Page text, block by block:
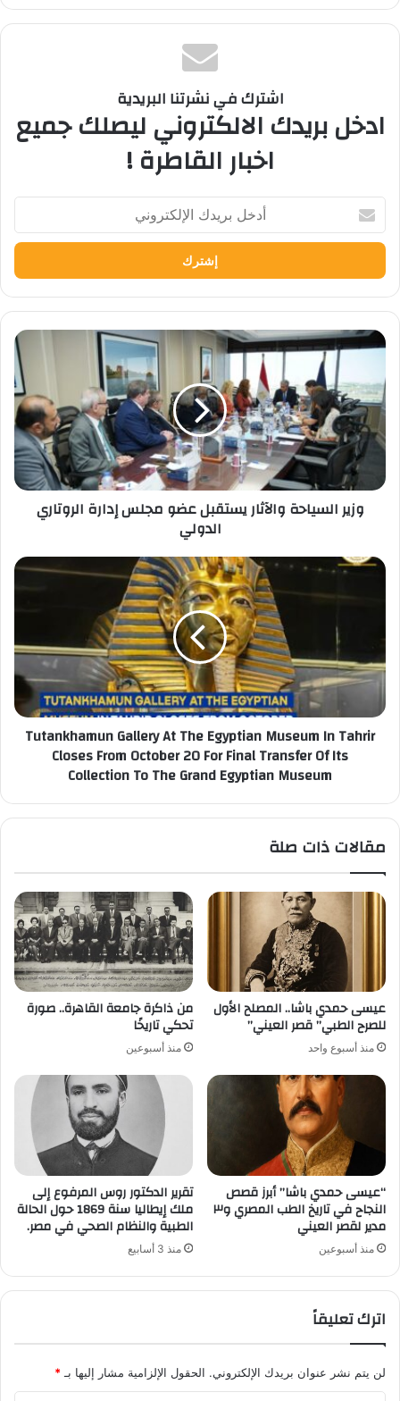
اشترك في نشرتنا البريدية
ادخل بريدك الالكتروني ليصلك جميع
اخبار القاطرة !
بريدك
الإلكتروني
وزير
والآثار
يستقبل
عضو
مجلس
إدارة
الروتاري
الدولي
وزير السياحة والآثار يستقبل عضو مجلس إدارة الروتاري
الدولي
Tutankhamun
Egyptian
Museum
In
Tahrir
Closes
From
October
Final
Of
To
Egyptian
Museum
Tutankhamun Gallery At The Egyptian Museum In Tahrir
Closes From October 20 For Final Transfer Of Its
Collection To The Grand Egyptian Museum
مقالات ذات صلة
عيسى حمدي باشا.. المصلح الأول
للصرح الطبي” قصر العيني”
منذ أسبوع واحد
من ذاكرة جامعة القاهرة.. صورة
تحكي تاريخًا
منذ أسبوعين
“عيسى حمدي باشا” أبرز قصص
النجاح في تاريخ الطب المصري و٣
مدير لقصر العيني
منذ أسبوعين
تقرير الدكتور روس المرفوع إلى
ملك إيطاليا سنة 1869 حول الحالة
الطبية والنظام الصحي في مصر.
منذ 3 أسابيع
اترك تعليقاً
لن يتم نشر عنوان بريدك الإلكتروني. الحقول الإلزامية مشار إليها بـ*